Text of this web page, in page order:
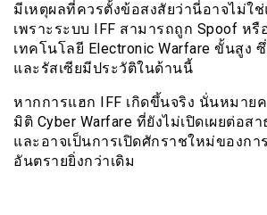
มีเหตุผลที่ควรตั้งข้อสงสัยว่านี่อาจไม่ใ
เพราะระบบ IFF สามารถถูก Spoof หรื
เทคโนโลยี Electronic Warfare ขั้นสูง
และรัสเซียมีประวัติในด้านนี้
หากการแฮก IFF เกิดขึ้นจริง นั่นหมาย
มิติ Cyber Warfare ที่ยังไม่เปิดเผยต่อ
และอาจเป็นการเปิดศักราชใหม่ของก
อันตรายยิ่งกว่าเดิม